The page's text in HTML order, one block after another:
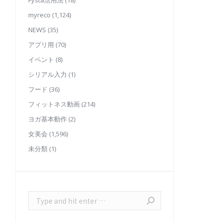
myreco (1,124)
NEWS (35)
アプリ用 (70)
イベント (8)
シリアル入力 (1)
フード (36)
フィットネス動画 (214)
ヨガ基本動作 (2)
女美会 (1,596)
未分類 (1)
Search: